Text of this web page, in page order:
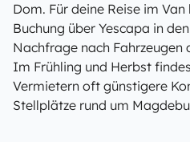
Dom. Für deine Reise im
Buchung über Yescapa in
Nachfrage nach Fahrzeugen
Im Frühling und Herbst
Vermietern oft günstigere
Stellplätze rund um